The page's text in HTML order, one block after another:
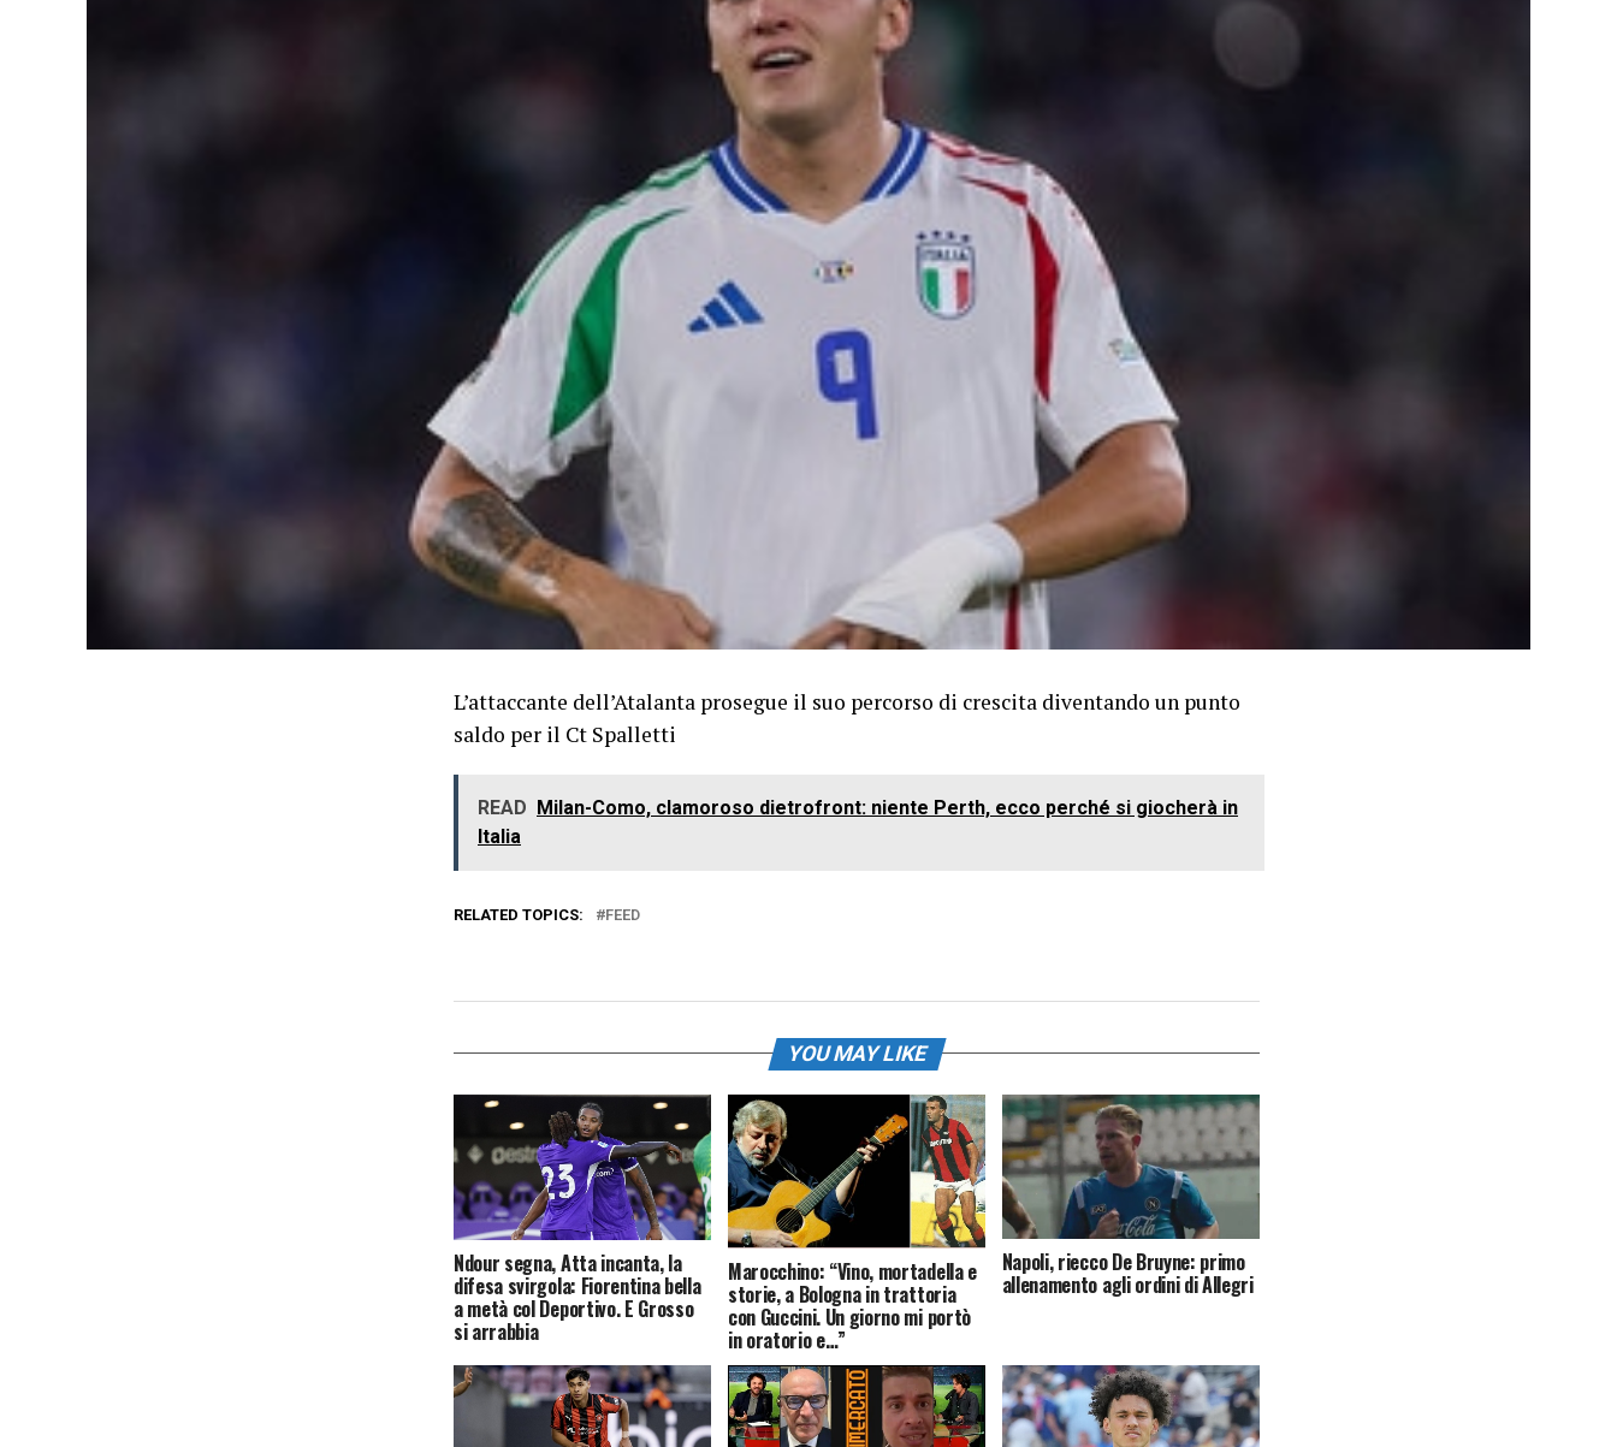
L’attaccante dell’Atalanta prosegue il suo percorso di crescita diventando un punto
saldo per il Ct Spalletti
READ Milan-Como, clamoroso dietrofront: niente Perth, ecco perché si giocherà in
Italia
RELATED TOPICS: FEED
YOU MAY LIKE
Ndour segna, Atta incanta, la
difesa svirgola: Fiorentina bella
a metà col Deportivo. E Grosso
si arrabbia
Marocchino: “Vino, mortadella e
storie, a Bologna in trattoria
con Guccini. Un giorno mi portò
in oratorio e…”
Napoli, riecco De Bruyne: primo
allenamento agli ordini di Allegri